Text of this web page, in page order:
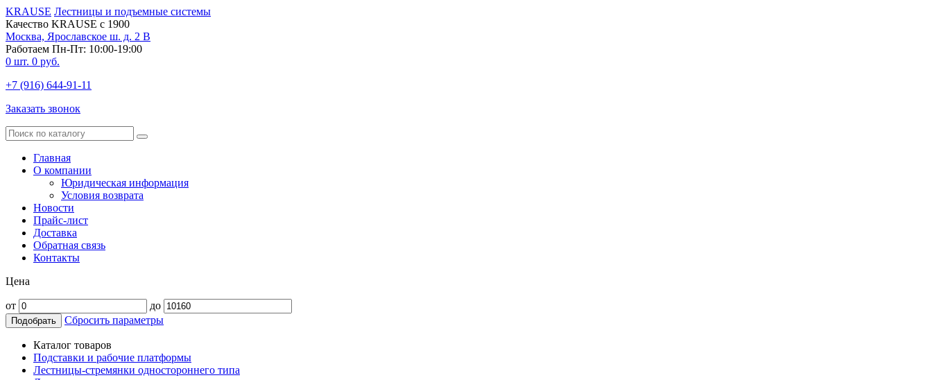
KRAUSE Лестницы и подъемные системы
Качество KRAUSE с 1900
Москва, Ярославское ш. д. 2 В
Работаем Пн-Пт: 10:00-19:00
0 шт. 0 руб.
+7 (916) 644-91-11
Заказать звонок
Главная
О компании
Юридическая информация
Условия возврата
Новости
Прайс-лист
Доставка
Обратная связь
Контакты
Цена
от до
Подобрать Сбросить параметры
Каталог товаров
Подставки и рабочие платформы
Лестницы-стремянки одностороннего типа